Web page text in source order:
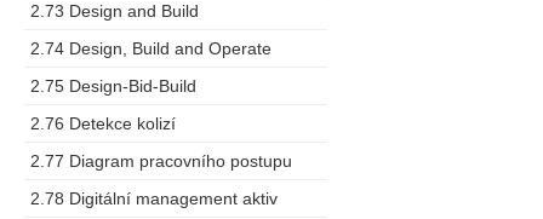
2.73 Design and Build
2.74 Design, Build and Operate
2.75 Design-Bid-Build
2.76 Detekce kolizí
2.77 Diagram pracovního postupu
2.78 Digitální management aktiv